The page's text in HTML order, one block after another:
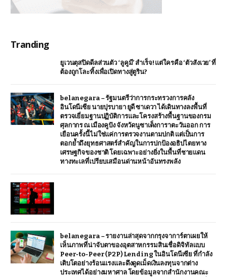
Tranding
ยูเวนตุสปิดดีลส่วนตัว ‘ลูคูมี’ สำเร็จ! แต่ใครคือ ‘ตัวสังเวย’ ที่
ต้องถูกโละทิ้งเพื่อเปิดทางสู่ตูริน?
belanegara – รัฐมนตรีว่าการกระทรวงการคลัง
อินโดนีเซีย นายปุรบายา ยูดี ซาเดวา ได้เดินทางลงพื้นที่
ตรวจเยี่ยมฐานปฏิบัติการและโครงสร้างพื้นฐานของกรม
ศุลกากร ณ เมืองคูปัง จังหวัดนูซาเต็งการาตะวันออก การ
เยือนครั้งนี้ไม่ใช่แค่การตรวจงานตามปกติ แต่เป็นการ
ตอกย้ำถึงยุทธศาสตร์สำคัญในการปกป้องอธิปไตยทาง
เศรษฐกิจของชาติ โดยเฉพาะอย่างยิ่งในพื้นที่ชายแดน
ทางทะเลที่เปรียบเสมือนด่านหน้าอันทรงพลัง
belanegara – รายงานล่าสุดจากกรุงจาการ์ตาเผยให้
เห็นภาพที่น่าจับตาของอุตสาหกรรมสินเชื่อดิจิทัลแบบ
Peer-to-Peer (P2P) Lending ในอินโดนีเซีย ที่กำลัง
เติบโตอย่างร้อนแรงและดึงดูดเม็ดเงินลงทุนจากต่าง
ประเทศได้อย่างมหาศาล โดยข้อมูลจากสำนักงานคณะ